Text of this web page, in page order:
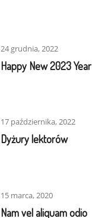
24 grudnia, 2022
Happy New 2023 Year
17 października, 2022
Dyżury lektorów
15 marca, 2020
Nam vel aliquam odio